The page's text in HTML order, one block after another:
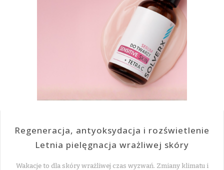
Regeneracja, antyoksydacja i rozświetlenie
Letnia pielęgnacja wrażliwej skóry
Wakacje to dla skóry wrażliwej czas wyzwań. Zmiany klimatu i